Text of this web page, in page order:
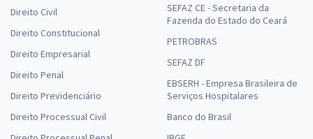
Direito Civil
Direito Constitucional
Direito Empresarial
Direito Penal
Direito Previdenciário
Direito Processual Civil
SEFAZ CE - Secretaria da
Fazenda do Estado do Ceará
PETROBRAS
SEFAZ DF
EBSERH - Empresa Brasileira de
Serviços Hospitalares
Banco do Brasil